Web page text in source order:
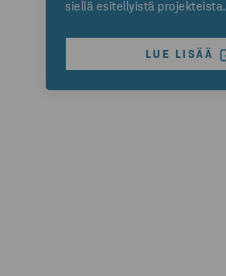
siellä esitellyistä projekteista.
LUE LISÄÄ